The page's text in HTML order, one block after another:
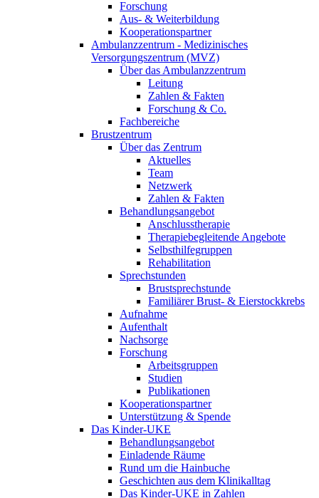
Forschung
Aus- & Weiterbildung
Kooperationspartner
Ambulanzzentrum - Medizinisches
Versorgungszentrum (MVZ)
Über das Ambulanzzentrum
Leitung
Zahlen & Fakten
Forschung & Co.
Fachbereiche
Brustzentrum
Über das Zentrum
Aktuelles
Team
Netzwerk
Zahlen & Fakten
Behandlungsangebot
Anschlusstherapie
Therapiebegleitende Angebote
Selbsthilfegruppen
Rehabilitation
Sprechstunden
Brustsprechstunde
Familiärer Brust- & Eierstockkrebs
Aufnahme
Aufenthalt
Nachsorge
Forschung
Arbeitsgruppen
Studien
Publikationen
Kooperationspartner
Unterstützung & Spende
Das Kinder-UKE
Behandlungsangebot
Einladende Räume
Rund um die Hainbuche
Geschichten aus dem Klinikalltag
Das Kinder-UKE in Zahlen